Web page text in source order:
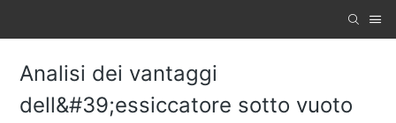
Analisi dei vantaggi
dell&#39;essiccatore sotto vuoto